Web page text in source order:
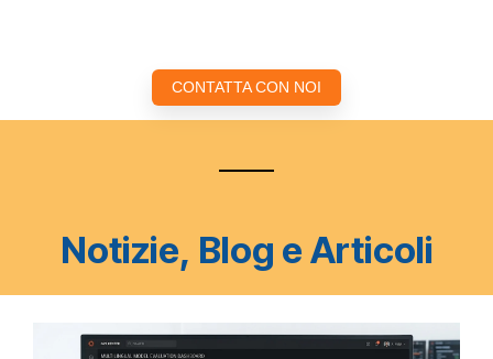
CONTATTA CON NOI
Notizie, Blog e Articoli